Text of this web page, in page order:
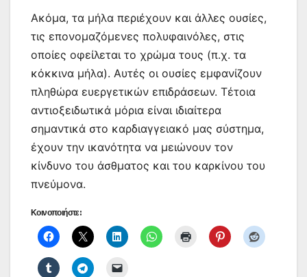
Ακόμα, τα μήλα περιέχουν και άλλες ουσίες,
τις επονομαζόμενες πολυφαινόλες, στις
οποίες οφείλεται το χρώμα τους (π.χ. τα
κόκκινα μήλα). Αυτές οι ουσίες εμφανίζουν
πληθώρα ευεργετικών επιδράσεων. Τέτοια
αντιοξειδωτικά μόρια είναι ιδιαίτερα
σημαντικά στο καρδιαγγειακό μας σύστημα,
έχουν την ικανότητα να μειώνουν τον
κίνδυνο του άσθματος και του καρκίνου του
πνεύμονα.
Κοινοποιήστε: